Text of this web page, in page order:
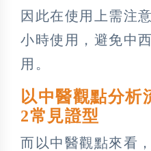
因此在使用上需注
小時使用，避免中
用。
以中醫觀點分
2常見證型
而以中醫觀點來看